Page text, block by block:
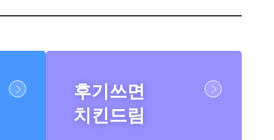
후기쓰면
치킨드림